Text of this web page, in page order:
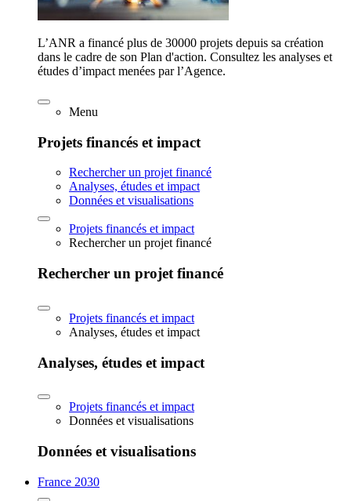
L’ANR a financé plus de 30000 projets depuis sa création
dans le cadre de son Plan d'action. Consultez les analyses et
études d’impact menées par l’Agence.
Menu
Projets financés et impact
Rechercher un projet financé
Analyses, études et impact
Données et visualisations
Projets financés et impact
Rechercher un projet financé
Rechercher un projet financé
Projets financés et impact
Analyses, études et impact
Analyses, études et impact
Projets financés et impact
Données et visualisations
Données et visualisations
France 2030